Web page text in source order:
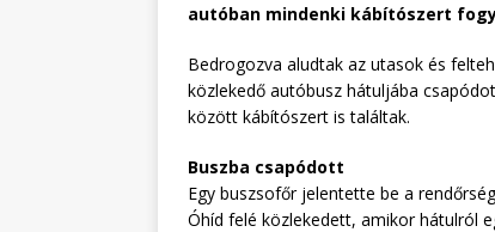
autóban mindenki kábítószert
Bedrogozva aludtak az utasok és
közlekedő autóbusz hátuljába
között kábítószert is találtak.
Buszba csapódott
Egy buszsofőr jelentette be a
Óhíd felé közlekedett, amikor hátulról